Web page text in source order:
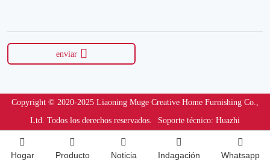
enviar
Copyright © 2020-2025 Liaoning Muge Creative Home Furnishing Co.,
Ltd. Todos los derechos reservados.
Soporte técnico: Huazhi
Hogar Producto Noticia Indagación Whatsapp